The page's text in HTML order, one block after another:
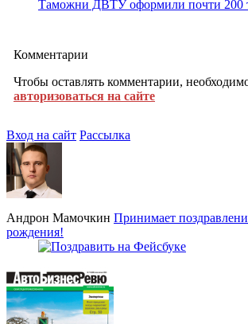
Таможни ДВТУ оформили почти 200
Комментарии
Чтобы оставлять комментарии,
авторизоваться на сайте
Вход на сайт Рассылка
Андрон Мамочкин Принимает
рождения!